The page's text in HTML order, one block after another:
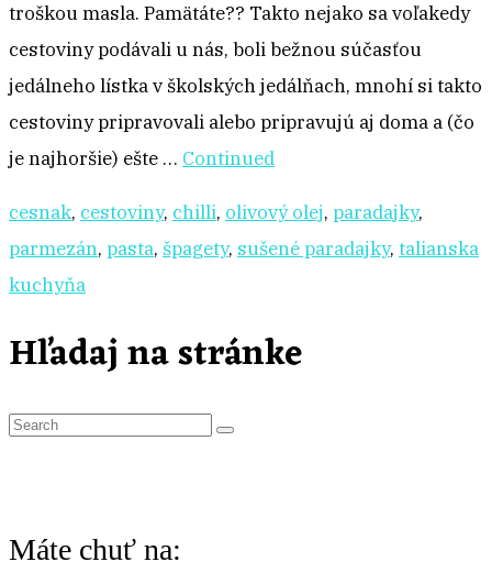
troškou masla. Pamätáte?? Takto nejako sa voľakedy
cestoviny podávali u nás, boli bežnou súčasťou
jedálneho lístka v školských jedálňach, mnohí si takto
cestoviny pripravovali alebo pripravujú aj doma a (čo
je najhoršie) ešte … Continued
cesnak, cestoviny, chilli, olivový olej, paradajky,
parmezán, pasta, špagety, sušené paradajky, talianska
kuchyňa
Hľadaj na stránke
S
c
Máte chuť na: